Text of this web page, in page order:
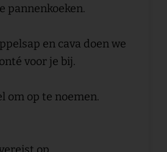
pannenkoeken.
en cava doen we
voor je bij.
om op te noemen.